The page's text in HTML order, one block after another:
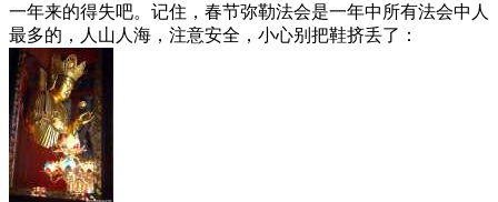
一年来的得失吧。记住，春节弥勒法会是一年中所有法会中人
最多的，人山人海，注意安全，小心别把鞋挤丢了：